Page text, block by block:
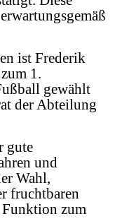
ist Frederik
1.
gewählt
der Abteilung
gute
und
Wahl,
fruchtbaren
Funktion zum